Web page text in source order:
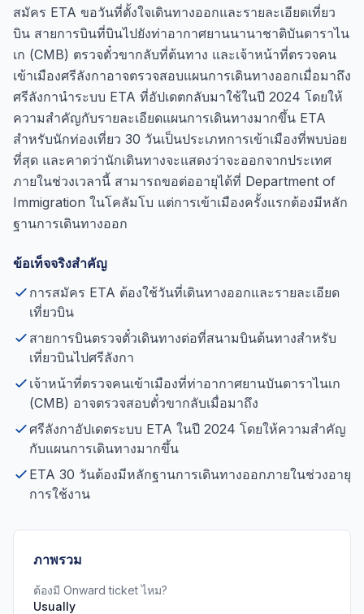
สมัคร ETA ขอวันที่ตั้งใจเดินทางออกและรายละเอียดเที่ยว
บิน สายการบินที่บินไปยังท่าอากาศยานนานาชาติบันดาราไน
เก (CMB) ตรวจตั๋วขากลับที่ต้นทาง และเจ้าหน้าที่ตรวจคน
เข้าเมืองศรีลังกาอาจตรวจสอบแผนการเดินทางออกเมื่อมาถึง
ศรีลังกานำระบบ ETA ที่อัปเดตกลับมาใช้ในปี 2024 โดยให้
ความสำคัญกับรายละเอียดแผนการเดินทางมากขึ้น ETA
สำหรับนักท่องเที่ยว 30 วันเป็นประเภทการเข้าเมืองที่พบบ่อย
ที่สุด และคาดว่านักเดินทางจะแสดงว่าจะออกจากประเทศ
ภายในช่วงเวลานี้ สามารถขอต่ออายุได้ที่ Department of
Immigration ในโคลัมโบ แต่การเข้าเมืองครั้งแรกต้องมีหลัก
ฐานการเดินทางออก
ข้อเท็จจริงสำคัญ
การสมัคร ETA ต้องใช้วันที่เดินทางออกและรายละเอียด
เที่ยวบิน
สายการบินตรวจตั๋วเดินทางต่อที่สนามบินต้นทางสำหรับ
เที่ยวบินไปศรีลังกา
เจ้าหน้าที่ตรวจคนเข้าเมืองที่ท่าอากาศยานบันดาราไนเก
(CMB) อาจตรวจสอบตั๋วขากลับเมื่อมาถึง
ศรีลังกาอัปเดตระบบ ETA ในปี 2024 โดยให้ความสำคัญ
กับแผนการเดินทางมากขึ้น
ETA 30 วันต้องมีหลักฐานการเดินทางออกภายในช่วงอายุ
การใช้งาน
ภาพรวม
ต้องมี Onward ticket ไหม?
Usually